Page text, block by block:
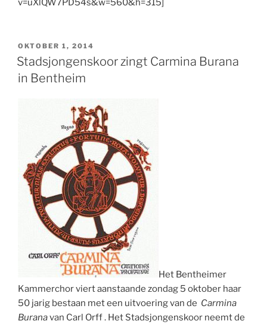
v=uXlQW7PD54s&w=560&h=315]
GEPLAATST
OP
OKTOBER 1, 2014
Stadsjongenskoor zingt Carmina Burana
in Bentheim
Het Bentheimer
Kammerchor viert aanstaande zondag 5 oktober haar
50 jarig bestaan met een uitvoering van de Carmina
Buranavan Carl Orff . Het Stadsjongenskoor neemt de